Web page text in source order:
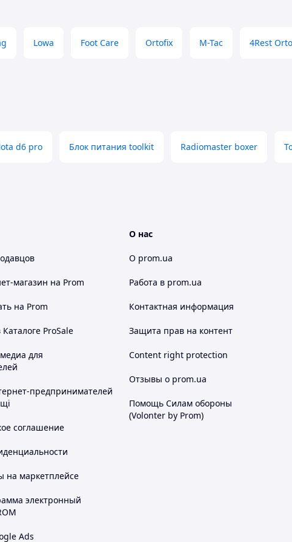
Lowa Foot Care Ortofix M-Tac 4Rest Orto
d6 pro Блок питания toolkit Radiomaster boxer
магазин на Prom
на Prom
ProSale
для
предпринимателей
соглашение
на маркетплейсе
электронный
Ads
О нас
О prom.ua
Работа в prom.ua
Контактная информация
Защита прав на контент
Content right protection
Отзывы о prom.ua
Помощь Силам обороны
(Volonter by Prom)